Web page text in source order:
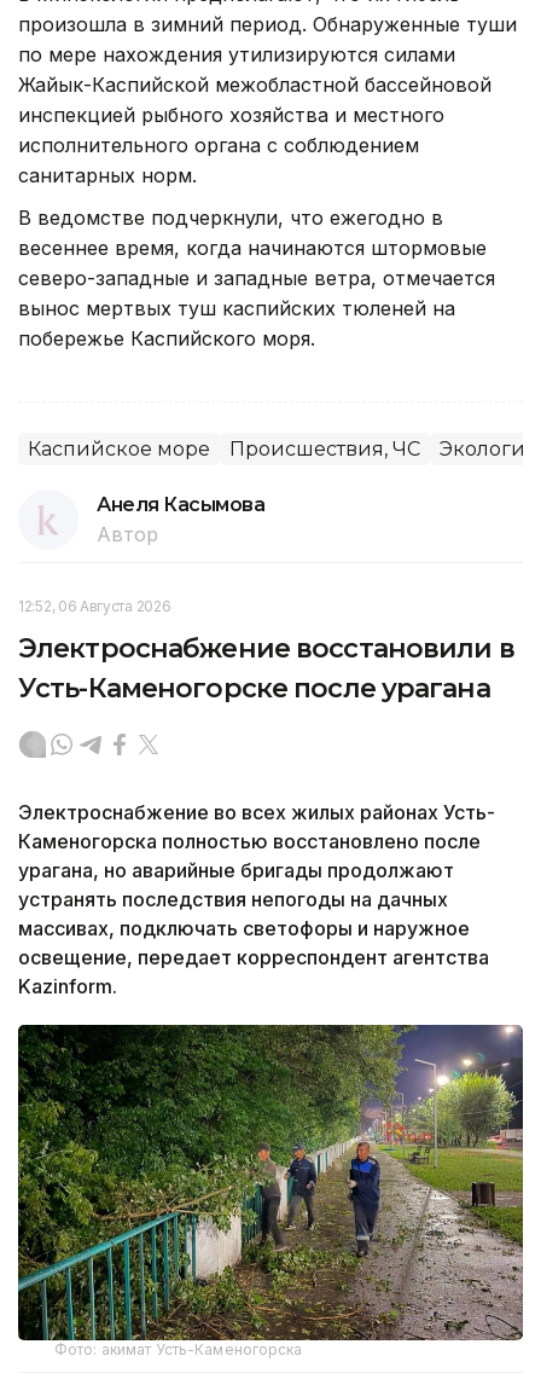
произошла в зимний период. Обнаруженные туши
по мере нахождения утилизируются силами
Жайык-Каспийской межобластной бассейновой
инспекцией рыбного хозяйства и местного
исполнительного органа с соблюдением
санитарных норм.
В ведомстве подчеркнули, что ежегодно в
весеннее время, когда начинаются штормовые
северо-западные и западные ветра, отмечается
вынос мертвых туш каспийских тюленей на
побережье Каспийского моря.
Каспийское море Происшествия, ЧС Экология
Анеля Касымова
Автор
12:52, 06 Августа 2026
Электроснабжение восстановили в
Усть-Каменогорске после урагана
Электроснабжение во всех жилых районах Усть-
Каменогорска полностью восстановлено после
урагана, но аварийные бригады продолжают
устранять последствия непогоды на дачных
массивах, подключать светофоры и наружное
освещение, передает корреспондент агентства
Kazinform.
Фото: акимат Усть-Каменогорска